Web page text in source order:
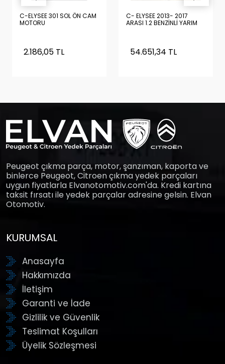
C-ELYSEE 301 SOL ÖN CAM
MOTORU
2.186,05 TL
C- ELYSEE 2013- 2017
ARASI 1.2 BENZİNLİ YARIM
POMPASI , KARTEL
ÜZERİNDE)
54.651,34 TL
Peugeot çıkma parça, motor, şanzıman, kaporta ve
binlerce Peugeot, Citroen çıkma yedek parçaları
uygun fiyatlarla Elvanotomotiv.com'da. Kredi kartına
taksit fırsatı ile yedek parçalar adresine gelsin. Elvan
Otomotiv.
KURUMSAL
Anasayfa
Hakkımızda
İletişim
Garanti ve İade
Gizlilik ve Güvenlik
Teslimat Koşulları
Üyelik Sözleşmesi